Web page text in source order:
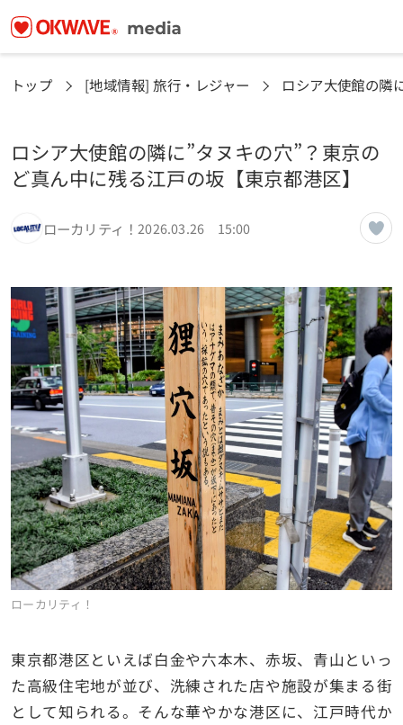
トップ [地域情報] 旅行・レジャー ロシア大使館の隣
ロシア大使館の隣に”タヌキの穴”？東京の
ど真ん中に残る江戸の坂【東京都港区】
ローカリティ！2026.03.26 15:00
ローカリティ！
東京都港区といえば白金や六本木、赤坂、青山といっ
た高級住宅地が並び、洗練された店や施設が集まる街
として知られる。そんな華やかな港区に、江戸時代か